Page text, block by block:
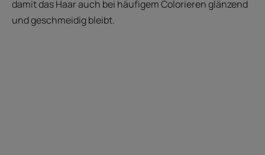
damit das Haar auch bei häufigem Colorieren glänzend
und geschmeidig bleibt.